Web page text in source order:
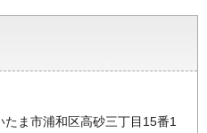
ま市浦和区高砂三丁目15番1